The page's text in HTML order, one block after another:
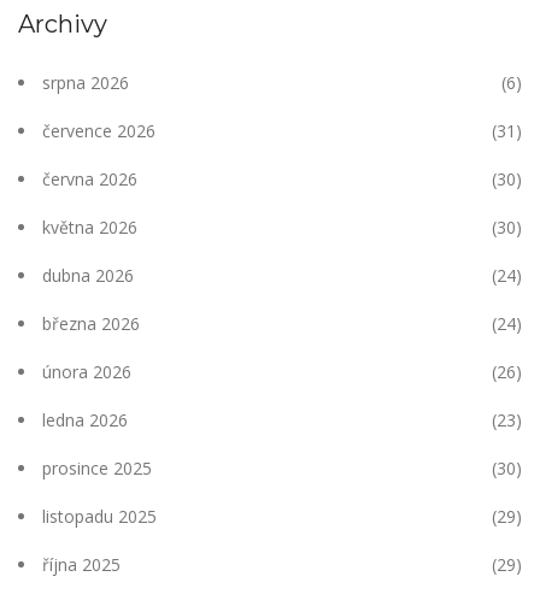
Archivy
srpna 2026 (6)
července 2026 (31)
června 2026 (30)
května 2026 (30)
dubna 2026 (24)
března 2026 (24)
února 2026 (26)
ledna 2026 (23)
prosince 2025 (30)
listopadu 2025 (29)
října 2025 (29)